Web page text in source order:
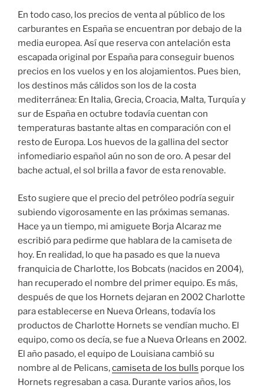
En todo caso, los precios de venta al público de los
carburantes en España se encuentran por debajo de la
media europea. Así que reserva con antelación esta
escapada original por España para conseguir buenos
precios en los vuelos y en los alojamientos. Pues bien,
los destinos más cálidos son los de la costa
mediterránea: En Italia, Grecia, Croacia, Malta, Turquía y
sur de España en octubre todavía cuentan con
temperaturas bastante altas en comparación con el
resto de Europa. Los huevos de la gallina del sector
infomediario español aún no son de oro. A pesar del
bache actual, el sol brilla a favor de esta renovable.
Esto sugiere que el precio del petróleo podría seguir
subiendo vigorosamente en las próximas semanas.
Hace ya un tiempo, mi amiguete Borja Alcaraz me
escribió para pedirme que hablara de la camiseta de
hoy. En realidad, lo que ha pasado es que la nueva
franquicia de Charlotte, los Bobcats (nacidos en 2004),
han recuperado el nombre del primer equipo. Es más,
después de que los Hornets dejaran en 2002 Charlotte
para establecerse en Nueva Orleans, todavía los
productos de Charlotte Hornets se vendían mucho. El
equipo, como os decía, se fue a Nueva Orleans en 2002.
El año pasado, el equipo de Louisiana cambió su
nombre al de Pelicans,camiseta de los bulls porque los
Hornets regresaban a casa. Durante varios años, los